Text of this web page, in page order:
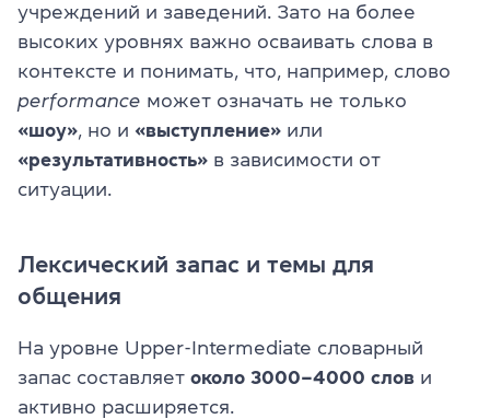
учреждений и заведений. Зато на более
высоких уровнях важно осваивать слова в
контексте и понимать, что, например, слово
performance может означать не только
«шоу» , но и «выступление» или
«результативность» в зависимости от
ситуации.
Лексический запас и темы для
общения
На уровне Upper-Intermediate словарный
запас составляет около 3000–4000 слов и
активно расширяется.